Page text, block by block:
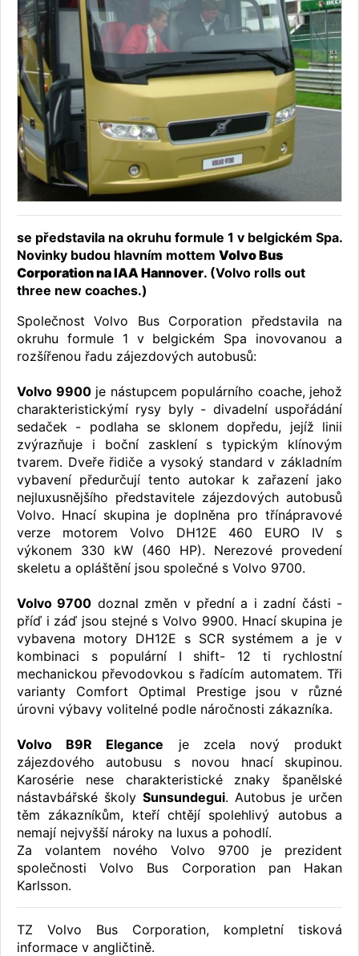
se představila na okruhu formule 1 v belgickém Spa.
Novinky budou hlavním mottem Volvo Bus
Corporation na IAA Hannover. (Volvo rolls out
three new coaches.)
Společnost Volvo Bus Corporation představila na
okruhu formule 1 v belgickém Spa inovovanou a
rozšířenou řadu zájezdových autobusů:
Volvo 9900je nástupcem populárního coache, jehož
charakteristickýmí rysy byly - divadelní uspořádání
sedaček - podlaha se sklonem dopředu, jejíž linii
zvýrazňuje i boční zasklení s typickým klínovým
tvarem. Dveře řidiče a vysoký standard v základním
vybavení předurčují tento autokar k zařazení jako
nejluxusnějšího představitele zájezdových autobusů
Volvo. Hnací skupina je doplněna pro třínápravové
verze motorem Volvo DH12E 460 EURO IV s
výkonem 330 kW (460 HP). Nerezové provedení
skeletu a opláštění jsou společné s Volvo 9700.
Volvo 9700 doznal změn v přední a i zadní části -
příď i záď jsou stejné s Volvo 9900. Hnací skupina je
vybavena motory DH12E s SCR systémem a je v
kombinaci s populární I shift- 12 ti rychlostní
mechanickou převodovkou s řadícím automatem. Tři
varianty Comfort Optimal Prestige jsou v různé
úrovni výbavy volitelné podle náročnosti zákazníka.
Volvo B9R Elegance je zcela nový produkt
zájezdového autobusu s novou hnací skupinou.
Karosérie nese charakteristické znaky španělské
nástavbářské školy Sunsundegui. Autobus je určen
těm zákazníkům, kteří chtějí spolehlivý autobus a
nemají nejvyšší nároky na luxus a pohodlí.
Za volantem nového Volvo 9700 je prezident
společnosti Volvo Bus Corporation pan Hakan
Karlsson.
TZ Volvo Bus Corporation, kompletní tisková
informace v angličtině.